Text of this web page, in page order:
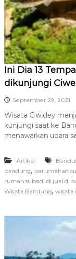
Ini Dia 13
dikunjungi
September 29, 2021
Wisata Ciwidey
kunjungi saat ke
menawarkan udara
Artikel
bandung, perumahan
rumah subsidi di jual di
Wisata Bandung, wisata